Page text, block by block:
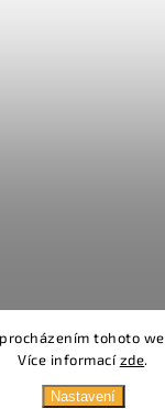
tohoto
Více informacízde.
Nastavení